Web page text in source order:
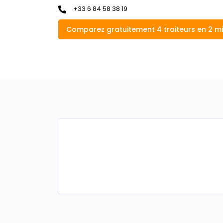
+33 6 84 58 38 19
Comparez gratuitement 4 traiteurs en 2